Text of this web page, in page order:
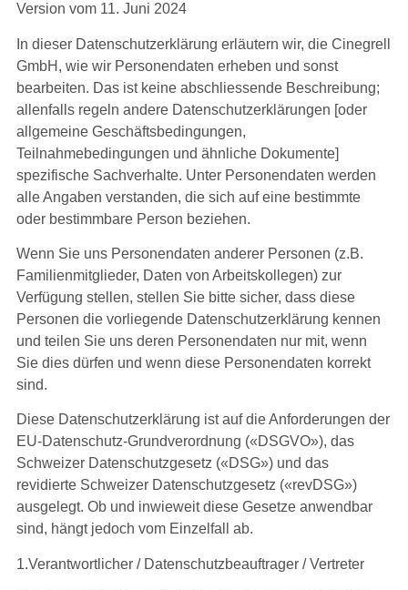
Version vom 11. Juni 2024
In dieser Datenschutzerklärung erläutern wir, die Cinegrell
GmbH, wie wir Personendaten erheben und sonst
bearbeiten. Das ist keine abschliessende Beschreibung;
allenfalls regeln andere Datenschutzerklärungen [oder
allgemeine Geschäftsbedingungen,
Teilnahmebedingungen und ähnliche Dokumente]
spezifische Sachverhalte. Unter Personendaten werden
alle Angaben verstanden, die sich auf eine bestimmte
oder bestimmbare Person beziehen.
Wenn Sie uns Personendaten anderer Personen (z.B.
Familienmitglieder, Daten von Arbeitskollegen) zur
Verfügung stellen, stellen Sie bitte sicher, dass diese
Personen die vorliegende Datenschutzerklärung kennen
und teilen Sie uns deren Personendaten nur mit, wenn
Sie dies dürfen und wenn diese Personendaten korrekt
sind.
Diese Datenschutzerklärung ist auf die Anforderungen der
EU-Datenschutz-Grundverordnung («DSGVO»), das
Schweizer Datenschutzgesetz («DSG») und das
revidierte Schweizer Datenschutzgesetz («revDSG»)
ausgelegt. Ob und inwieweit diese Gesetze anwendbar
sind, hängt jedoch vom Einzelfall ab.
1.Verantwortlicher / Datenschutzbeauftrager / Vertreter